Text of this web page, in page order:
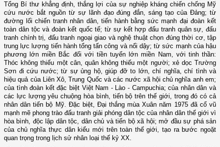
Tổng Bí thư khẳng định, thắng lợi của sự nghiệp kháng chiến chống Mỹ
cứu nước bắt nguồn từ sự lãnh đạo đúng đắn, sáng tạo của Đảng; từ
đường lối chiến tranh nhân dân, tiến hành bằng sức mạnh đại đoàn kết
toàn dân tộc và đoàn kết quốc tế; từ sự kết hợp đấu tranh quân sự, đấu
tranh chính trị, đấu tranh ngoại giao và nghệ thuật chọn đúng thời cơ, tập
trung lực lượng tiến hành tổng tấn công và nổi dậy; từ sức mạnh của hậu
phương lớn miền Bắc đối với tiền tuyến lớn miền Nam, với tinh thần:
Thóc không thiếu một cân, quân không thiếu một người; xẻ dọc Trường
Sơn đi cứu nước; từ sự ủng hộ, giúp đỡ to lớn, chí nghĩa, chí tình và
hiệu quả của Liên Xô, Trung Quốc và các nước xã hội chủ nghĩa anh em;
của tình đoàn kết đặc biệt Việt Nam - Lào - Campuchia; của nhân dân và
các lực lượng yêu chuộng hòa bình, tiến bộ trên thế giới, trong đó có cả
nhân dân tiến bộ Mỹ. Đặc biệt, Đại thắng mùa Xuân năm 1975 đã cổ vũ
mạnh mẽ phong trào đấu tranh giải phóng dân tộc của nhân dân thế giới vì
hòa bình, độc lập dân tộc, dân chủ và tiến bộ xã hội; mở đầu sự phá sản
của chủ nghĩa thực dân kiểu mới trên toàn thế giới, tạo ra bước ngoặt
quan trọng trong lịch sử nhân loại thế kỷ XX.